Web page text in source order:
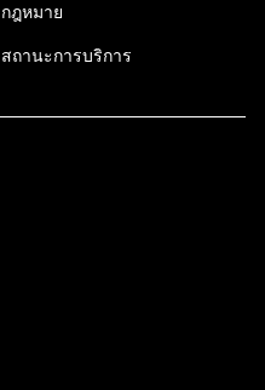
กฎหมาย
สถานะการบริการ